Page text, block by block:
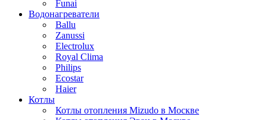
Funai
Водонагреватели
Ballu
Zanussi
Electrolux
Royal Clima
Philips
Ecostar
Haier
Котлы
Котлы отопления Mizudo в Москве